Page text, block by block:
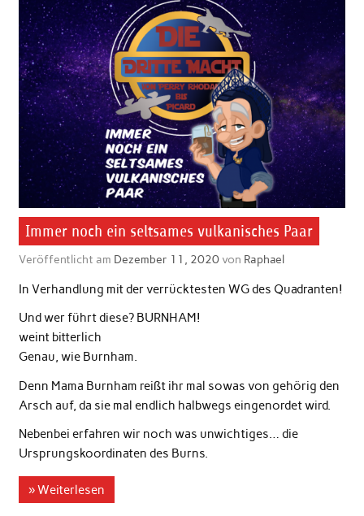
Immer noch ein seltsames vulkanisches Paar
Veröffentlicht am Dezember 11, 2020von Raphael
In Verhandlung mit der verrücktesten WG des Quadranten!
Und wer führt diese? BURNHAM!
weint bitterlich
Genau, wie Burnham.
Denn Mama Burnham reißt ihr mal sowas von gehörig den
Arsch auf, da sie mal endlich halbwegs eingenordet wird.
Nebenbei erfahren wir noch was unwichtiges… die
Ursprungskoordinaten des Burns.
» Weiterlesen